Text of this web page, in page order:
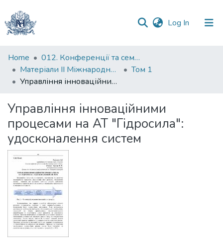
Log In (current)
Communities
&
Collections
Statistics
Home
012. Конференції та семінари НаУКМА
Матеріали II Міжнародної науково-практичної конференції "Менеджмент та маркетинг як фактори розвитку бізнесу", 17-19 квітня 2024 р.
Том 1
Управління інноваційними процесами на АТ "Гідросила": удосконалення систем
Управління інноваційними
процесами на АТ "Гідросила":
удосконалення систем